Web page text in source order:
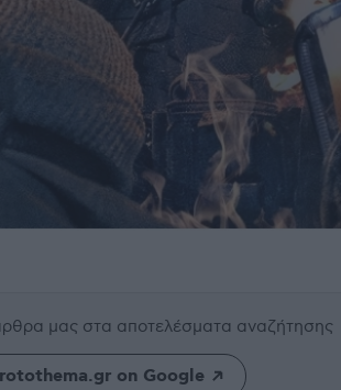
μας στα αποτελέσματα αναζήτησης
on Google